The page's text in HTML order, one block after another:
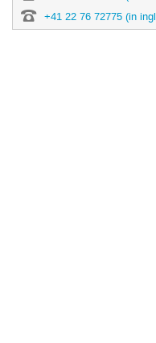
+41 22 76 72775 (in inglese)